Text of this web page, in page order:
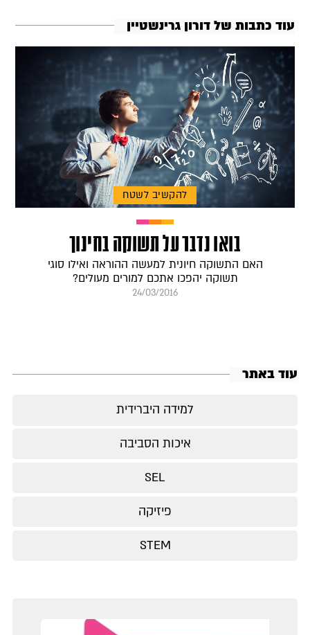
עוד כתבות של דורון גרינשטיין
להקשיב לשטח
בואו נדבר על תשוקה בחינוך
האם התשוקה חיונית למעשה ההוראה ואילו סוגי
תשוקה יהפכו אתכם למורים מעולים?
24/03/2016
עוד באתר
למידה היברידית
איכות הסביבה
SEL
פיזיקה
STEM